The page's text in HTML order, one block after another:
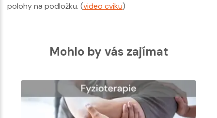
polohy na podložku. (video cviku)
Mohlo by vás zajímat